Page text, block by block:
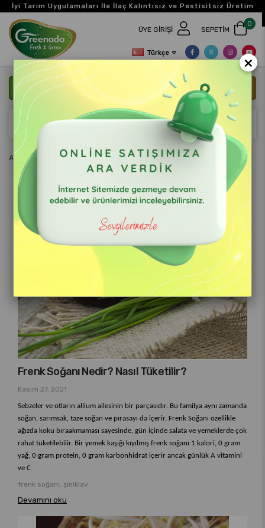
İyi Tarım Uygulamaları İle İlaç Kalıntısız ve Pestisitsiz Üretim
ANASAYFA BIZE ULAŞIN
Türkçe
0
ÜYE GIRIŞI SEPETIM
Anasayfa Blog >
Ara
Blog Başlık
Frenk Soğanı Nedir? Nasıl Tüketilir?
Kasım 27, 2021
Sebzeler ve otların allium ailesinin bir parçasıdır. Bu familya aynı zamanda
soğan, sarımsak, taze soğan ve pırasayı da içerir. Frenk Soğanı özellikle
ağızda koku bıraakmaması sayesinde, gün içinde salata ve yemeklerde çok
rahat tüketilebilir. Bir yemek kaşığı kıyılmış frenk soğanı 1 kalori, 0 gram
yağ, 0 gram protein, 0 gram karbonhidrat içerir ancak günlük A vitamini
ve C
frenk soğanı, şiniklav
Devamını oku
×